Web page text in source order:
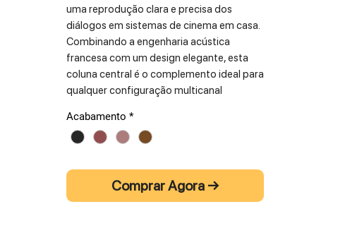
uma reprodução clara e precisa dos
diálogos em sistemas de cinema em casa.
Combinando a engenharia acústica
francesa com um design elegante, esta
coluna central é o complemento ideal para
qualquer configuração multicanal
ou Comète da mesma série.
TZ2510 de cúpula em titânio, acoplado a
um guia de onda tipo corneta para
máxima eficiência e dispersão. É
Acabamento *
Comprar Agora →